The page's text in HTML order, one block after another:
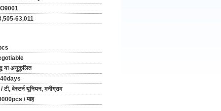
63,011
या अनुकूलित
/ टी, वेस्टर्न यूनियन, मनीग्राम
/ माह